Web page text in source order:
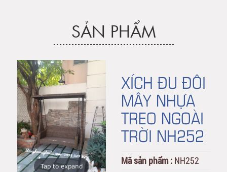
SẢN PHẨM
Tap to expand
XÍCH ĐU ĐÔI
MÂY NHỰA
TREO NGOÀI
TRỜI NH252
Mã sản phẩm : NH252